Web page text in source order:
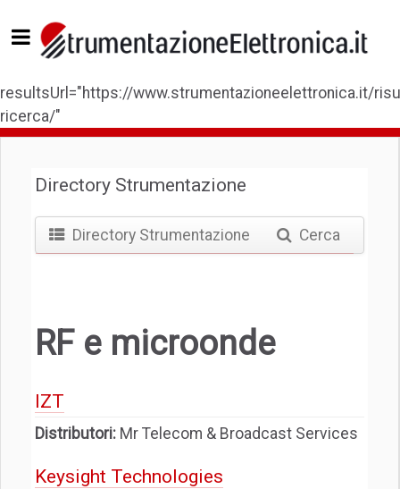
resultsUrl="https://www.strumentazioneelettronica.it/
ricerca/"
Directory Strumentazione
Directory Strumentazione Cerca
RF e microonde
IZT
Distributori: Mr Telecom & Broadcast Services
Keysight Technologies